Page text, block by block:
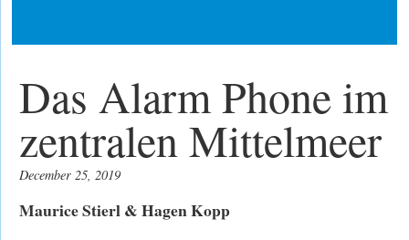
Das Alarm Phone im
zentralen Mittelmeer
December 25, 2019
Maurice Stierl & Hagen Kopp